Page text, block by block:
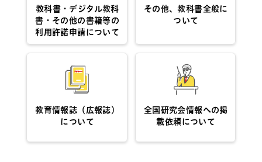
教科書・デジタル教科
書・その他の書籍等の
利用許諾申請について
その他、教科書全般に
ついて
教育情報誌（広報誌）
について
全国研究会情報への掲
載依頼について